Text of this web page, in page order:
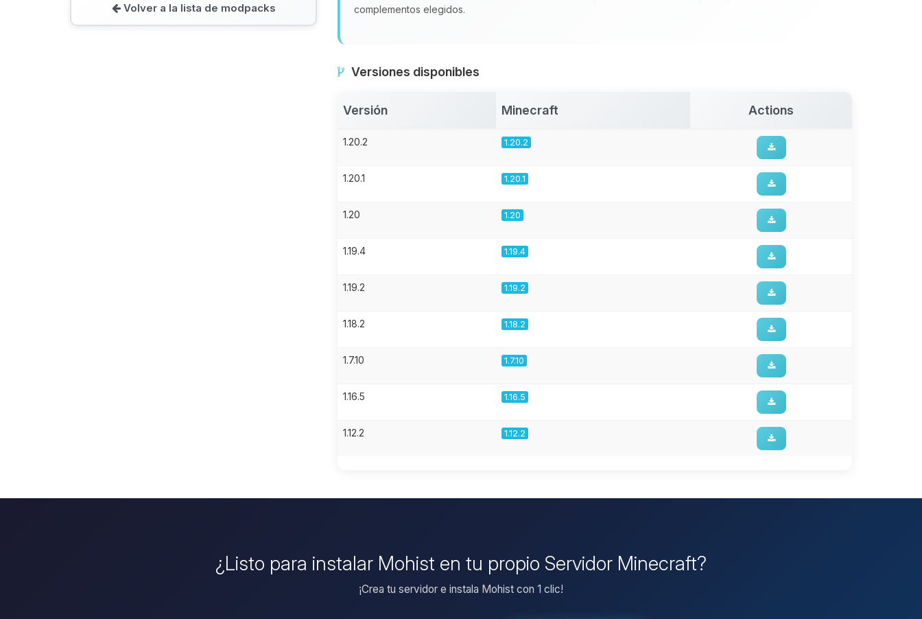
Volver a la lista de modpacks
complementos elegidos.
Versiones disponibles
Versión Minecraft Actions
1.20.2 1.20.2
1.20.1 1.20.1
1.20 1.20
1.19.4 1.19.4
1.19.2 1.19.2
1.18.2 1.18.2
1.7.10 1.7.10
1.16.5 1.16.5
1.12.2 1.12.2
¿Listo para instalar Mohist en tu propio Servidor Minecraft?
¡Crea tu servidor e instala Mohist con 1 clic!